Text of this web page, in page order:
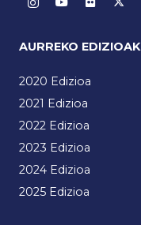
AURREKO EDIZIOAK
2020 Edizioa
2021 Edizioa
2022 Edizioa
2023 Edizioa
2024 Edizioa
2025 Edizioa